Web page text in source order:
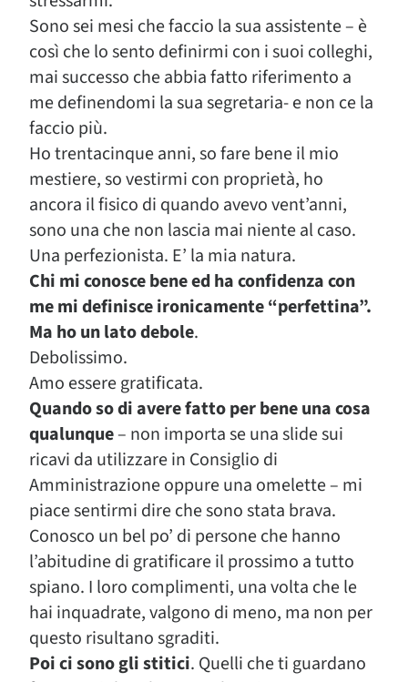
Sono sei mesi che faccio la sua assistente – è
così che lo sento definirmi con i suoi colleghi,
mai successo che abbia fatto riferimento a
me definendomi la sua segretaria- e non ce la
faccio più.
Ho trentacinque anni, so fare bene il mio
mestiere, so vestirmi con proprietà, ho
ancora il fisico di quando avevo vent’anni,
sono una che non lascia mai niente al caso.
Una perfezionista. E’ la mia natura.
Chi mi conosce bene ed ha confidenza con
me mi definisce ironicamente “perfettina”.
Ma ho un lato debole.
Debolissimo.
Amo essere gratificata.
Quando so di avere fatto per bene una cosa
qualunque– non importa se una slide sui
ricavi da utilizzare in Consiglio di
Amministrazione oppure una omelette – mi
piace sentirmi dire che sono stata brava.
Conosco un bel po’ di persone che hanno
l’abitudine di gratificare il prossimo a tutto
spiano. I loro complimenti, una volta che le
hai inquadrate, valgono di meno, ma non per
questo risultano sgraditi.
Poi ci sono gli stitici. Quelli che ti guardano